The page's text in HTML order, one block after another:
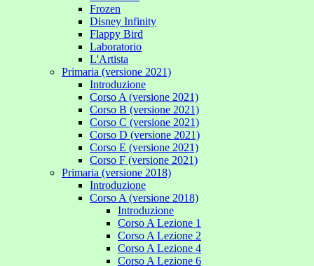
Frozen
Disney Infinity
Flappy Bird
Laboratorio
L'Artista
Primaria (versione 2021)
Introduzione
Corso A (versione 2021)
Corso B (versione 2021)
Corso C (versione 2021)
Corso D (versione 2021)
Corso E (versione 2021)
Corso F (versione 2021)
Primaria (versione 2018)
Introduzione
Corso A (versione 2018)
Introduzione
Corso A Lezione 1
Corso A Lezione 2
Corso A Lezione 4
Corso A Lezione 6